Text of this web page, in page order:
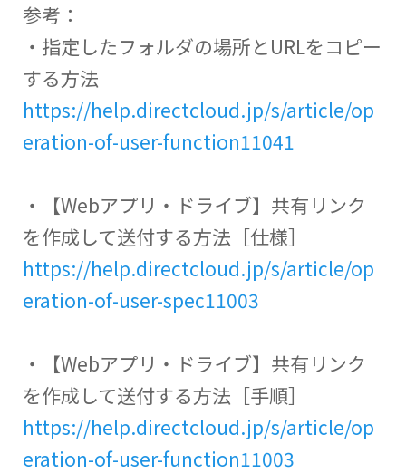
参考：
・指定したフォルダの場所とURLをコピー
する方法
https://help.directcloud.jp/s/article/op
eration-of-user-function11041
・【Webアプリ・ドライブ】共有リンク
を作成して送付する方法［仕様］
https://help.directcloud.jp/s/article/op
eration-of-user-spec11003
・【Webアプリ・ドライブ】共有リンク
を作成して送付する方法［手順］
https://help.directcloud.jp/s/article/op
eration-of-user-function11003